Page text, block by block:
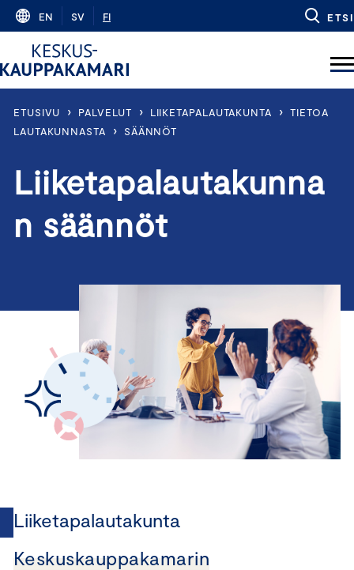
Skip
content
EN SV FI ETSI
ETUSIVU › PALVELUT › LIIKETAPALAUTAKUNTA › TIETOA
LAUTAKUNNASTA
› SÄÄNNÖT
Liiketapalautakunna
n säännöt
Liiketapalautakunta
Keskuskauppakamarin